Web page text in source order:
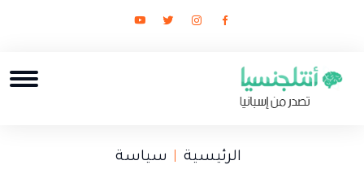
الرئيسية سياسة